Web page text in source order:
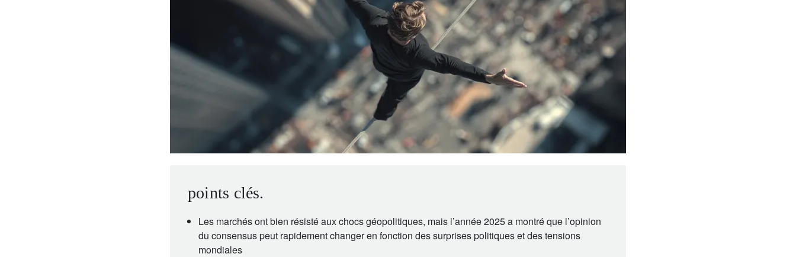
points clés.
Les marchés ont bien résisté aux chocs géopolitiques, mais l’année 2025 a montré que l’opinion
du consensus peut rapidement changer en fonction des surprises politiques et des tensions
mondiales